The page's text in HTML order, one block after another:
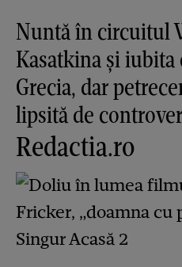
Nuntă în circuitul
Kasatkina și
Grecia, dar
lipsită de
Redactia.ro